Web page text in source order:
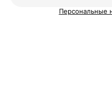
Персональные